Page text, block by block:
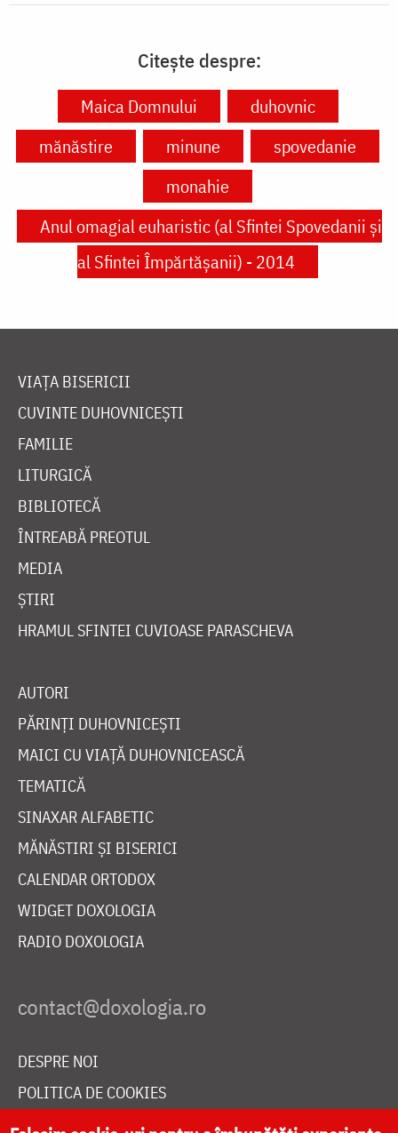
Citește despre:
Maica Domnului
duhovnic
mănăstire
minune
spovedanie
monahie
Anul omagial euharistic (al Sfintei Spovedanii şi
al Sfintei Împărtăşanii) - 2014
VIAȚA BISERICII
CUVINTE DUHOVNICEȘTI
FAMILIE
LITURGICĂ
BIBLIOTECĂ
ÎNTREABĂ PREOTUL
MEDIA
ȘTIRI
HRAMUL SFINTEI CUVIOASE PARASCHEVA
AUTORI
PĂRINȚI DUHOVNICEȘTI
MAICI CU VIAȚĂ DUHOVNICEASCĂ
TEMATICĂ
SINAXAR ALFABETIC
MĂNĂSTIRI ȘI BISERICI
CALENDAR ORTODOX
WIDGET DOXOLOGIA
RADIO DOXOLOGIA
DESPRE NOI
POLITICA DE COOKIES
DONEAZĂ ONLINE PENTRU CATEDRALA NAȚIONALĂ